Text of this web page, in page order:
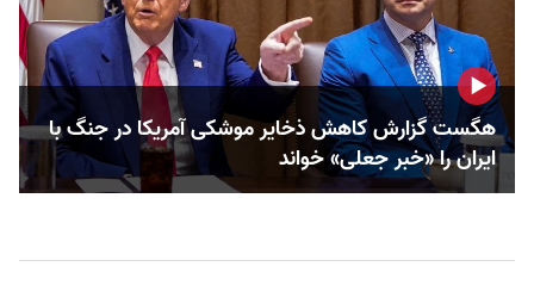
هگست گزارش کاهش ذخایر موشکی آمریکا در جنگ با
ایران را «خبر جعلی» خواند